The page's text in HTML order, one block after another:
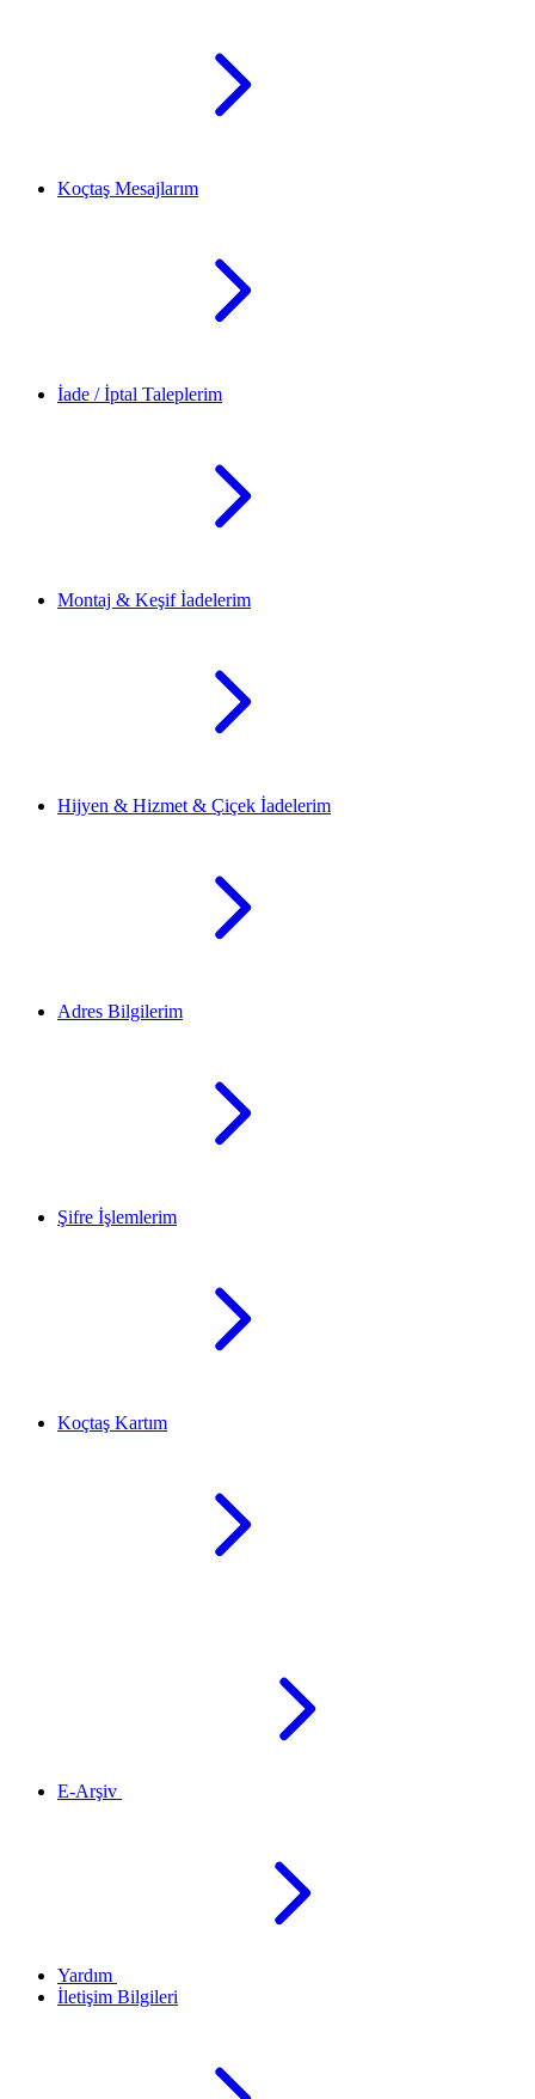
Koçtaş Mesajlarım
İade / İptal Taleplerim
Montaj & Keşif İadelerim
Hijyen & Hizmet & Çiçek İadelerim
Adres Bilgilerim
Şifre İşlemlerim
Koçtaş Kartım
E-Arşiv
Yardım
İletişim Bilgileri